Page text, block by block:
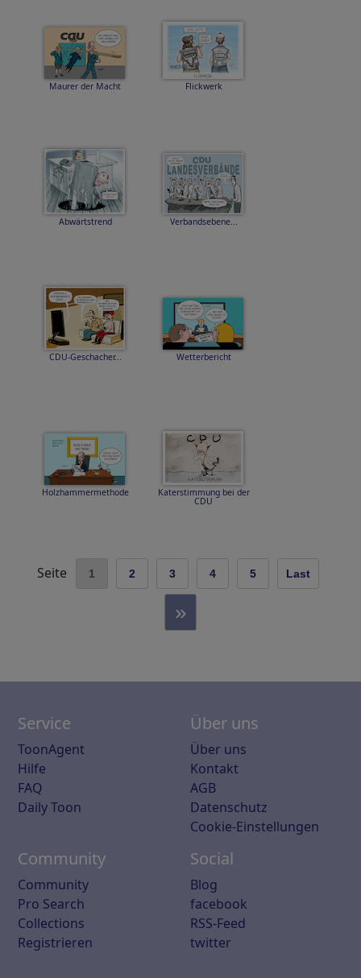
Maurer der Macht Flickwerk
Abwärtstrend Verbandsebene...
CDU-Geschacher... Wetterbericht
Holzhammermethode Katerstimmung bei der
CDU
Seite 1 2 3 4 5 Last
»
Service
ToonAgent
Hilfe
FAQ
Daily Toon
Über uns
Über uns
Kontakt
AGB
Datenschutz
Cookie-Einstellungen
Community
Community
Pro Search
Collections
Registrieren
Social
Blog
facebook
RSS-Feed
twitter